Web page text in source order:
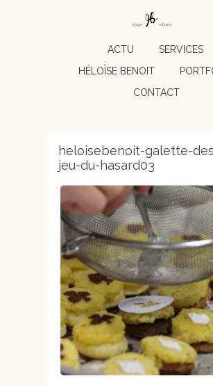
ACTU
SERVICES
HÉLOÏSE BENOIT
CONTACT
heloisebenoit-galette-
jeu-du-hasard03